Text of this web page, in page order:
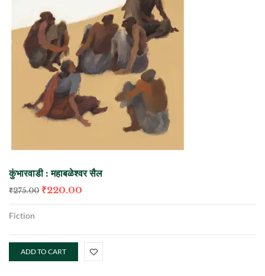
कुंभारवाडी : महाबळेश्वर सैल
₹275.00 ₹220.00
Fiction
ADD TO CART